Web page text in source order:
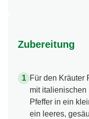
Zubereitung
Für den Kräuter
mit italienischen
Pfeffer in ein
ein leeres,